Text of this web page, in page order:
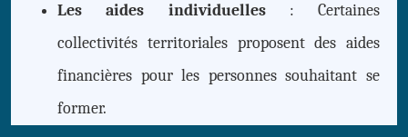
Les aides individuelles: Certaines
collectivités territoriales proposent des aides
financières pour les personnes souhaitant se
former.